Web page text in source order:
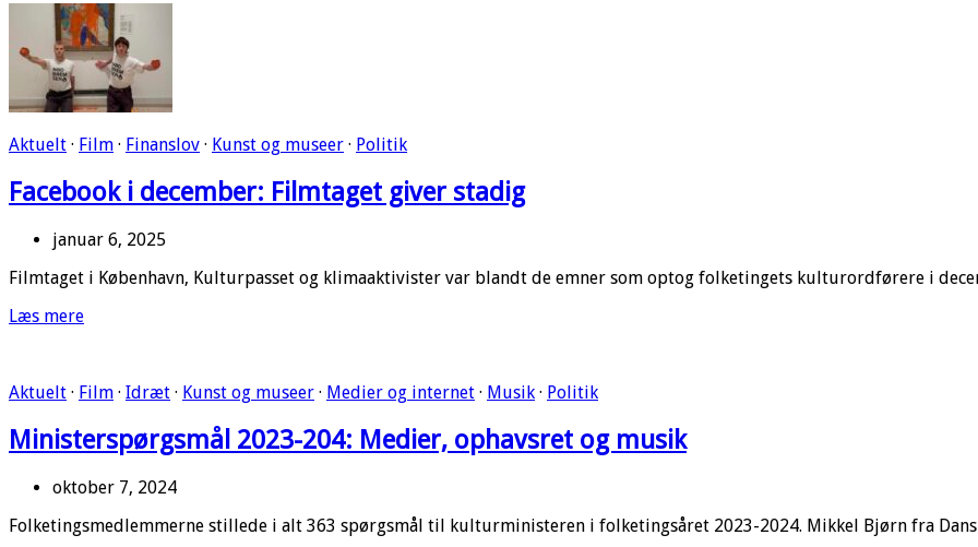
Aktuelt · Film · Finanslov · Kunst og museer · Politik
Facebook i december: Filmtaget giver stadig
januar 6, 2025
Filmtaget i København, Kulturpasset og klimaaktivister var blandt de emner som optog folketingets kulturordførere i
Læs mere
Aktuelt · Film · Idræt · Kunst og museer · Medier og internet · Musik · Politik
Ministerspørgsmål 2023-204: Medier, ophavsret og musik
oktober 7, 2024
Folketingsmedlemmerne stillede i alt 363 spørgsmål til kulturministeren i folketingsåret 2023-2024. Mikkel Bjørn fra